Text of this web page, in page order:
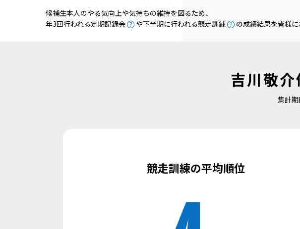
候補生本人のやる気向上や気持ちの維持を図るため、
年3回行われる定期記録会
や下半期に行われる競走訓練 の成績結果を皆様に
吉川敬
集計
競走訓練の平均順位